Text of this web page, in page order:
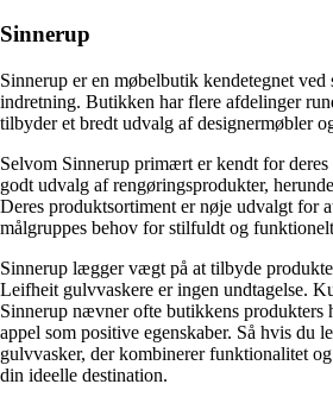
Sinnerup
Sinnerup er en møbelbutik kendetegnet
indretning. Butikken har flere afdelinger
tilbyder et bredt udvalg af designermøbler
Selvom Sinnerup primært er kendt for deres
godt udvalg af rengøringsprodukter,
Deres produktsortiment er nøje udvalgt for
målgruppes behov for stilfuldt og
Sinnerup lægger vægt på at tilbyde
Leifheit gulvvaskere er ingen undtagelse.
Sinnerup nævner ofte butikkens produkters
appel som positive egenskaber. Så hvis du
gulvvasker, der kombinerer funktionalitet
din ideelle destination.